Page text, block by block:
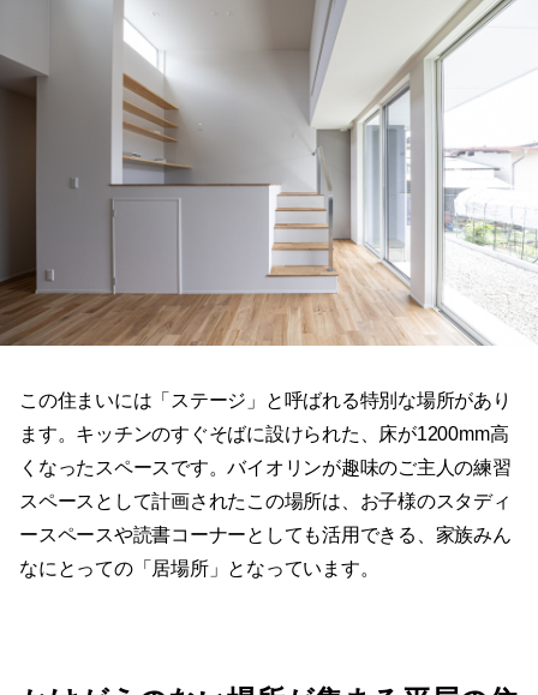
この住まいには「ステージ」と呼ばれる特別な場所があり
ます。キッチンのすぐそばに設けられた、床が1200mm高
くなったスペースです。バイオリンが趣味のご主人の練習
スペースとして計画されたこの場所は、お子様のスタディ
なにとっての「居場所」となっています。
かけがえのない場所が集まる平屋の住
まい